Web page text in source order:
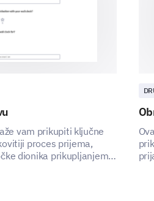
options
the cafeteria
vam prikupiti ključne
proces prijema,
dionika prikupljanjem